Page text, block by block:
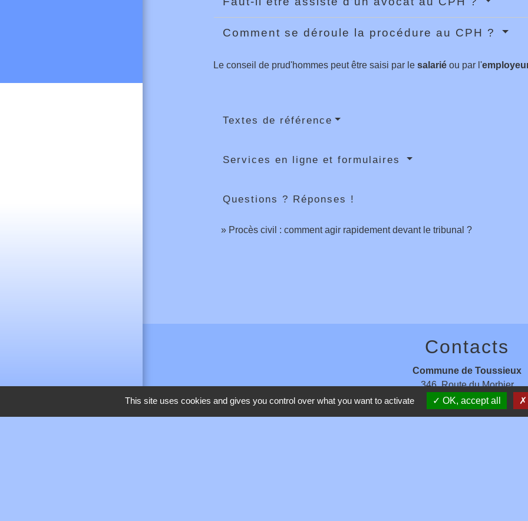
Comment se déroule la procédure au CPH ?
Le conseil de prud'hommes peut être saisi par le salariéou par l'
Textes de référence
Services en ligne et formulaires
Questions ? Réponses !
Procès civil : comment agir rapidement devant le tribunal ?
Contacts
Commune de Toussieux
346, Route du Morbier
01600 Toussieux - FRANCE
This site uses cookies and gives you control over what you want to activate OK, accept all